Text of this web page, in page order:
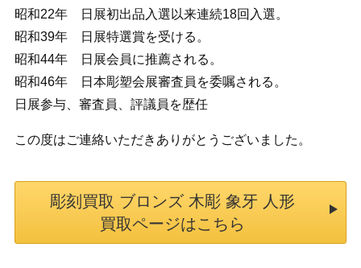
昭和22年 日展初出品入選以来連続18回入選。
昭和39年 日展特選賞を受ける。
昭和44年 日展会員に推薦される。
昭和46年 日本彫塑会展審査員を委嘱される。
日展参与、審査員、評議員を歴任
この度はご連絡いただきありがとうございました。
彫刻買取 ブロンズ 木彫 象牙 人形
買取ページはこちら